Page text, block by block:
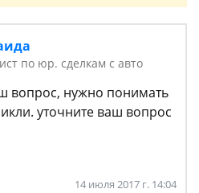
по юр. сделкам с авто
вопрос, нужно понимать
уточните ваш вопрос
14 июля 2017 г. 14:04